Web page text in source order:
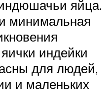
яйца.
минимальная
индейки
для людей,
и маленьких